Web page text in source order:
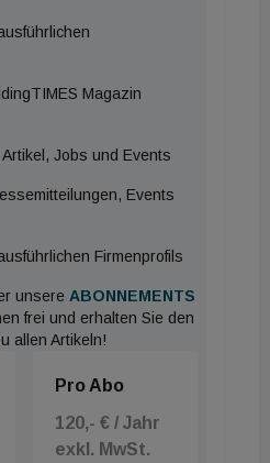
Magazin
Jobs und Events
Events
Firmenprofils
unsere ABONNEMENTS
frei und erhalten Sie den
allen Artikeln!
Pro Abo
120,- € / Jahr
exkl. MwSt.